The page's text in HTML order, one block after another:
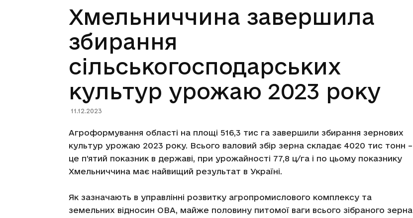
Хмельниччина завершила
збирання
сільськогосподарських
культур урожаю 2023 року
11.12.2023
Агроформування області на площі 516,3 тис га завершили збирання зернових
культур урожаю 2023 року. Всього валовий збір зерна складає 4020 тис тонн –
це п’ятий показник в державі, при урожайності 77,8 ц/га і по цьому показнику
Хмельниччина має найвищий результат в Україні.
Як зазначають в управлінні розвитку агропромислового комплексу та
земельних відносин ОВА, майже половину питомої ваги всього зібраного зерна